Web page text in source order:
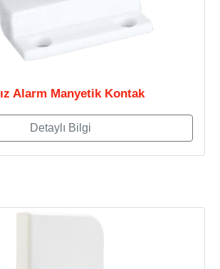
Alarm Manyetik Kontak
Detaylı Bilgi